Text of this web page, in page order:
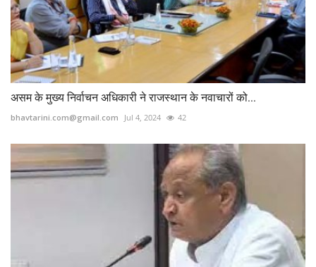
असम के मुख्य निर्वाचन अधिकारी ने राजस्थान के नवाचारों को...
bhavtarini.com@gmail.com Jul 4, 2024 42